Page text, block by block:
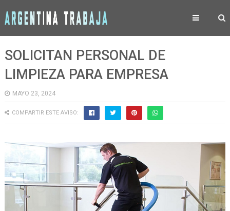
SOLICITAN PERSONAL DE
LIMPIEZA PARA EMPRESA
MAYO 23, 2024
COMPARTIR ESTE AVISO: